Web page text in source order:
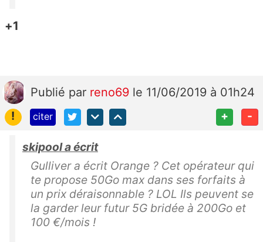
+1
Publié par reno69 le 11/06/2019 à 01h24
!
citer + -
skipool a écrit
Gulliver a écrit Orange ? Cet opérateur qui
te propose 50Go max dans ses forfaits à
un prix déraisonnable ? LOL Ils peuvent se
la garder leur futur 5G bridée à 200Go et
100 €/mois !